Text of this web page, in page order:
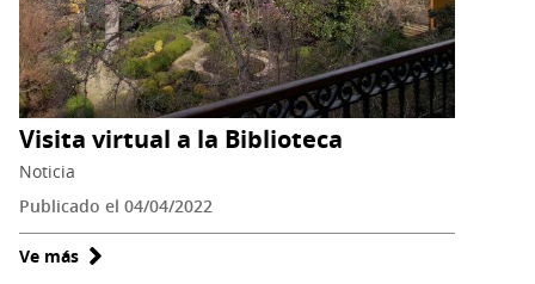
Visita virtual a la Biblioteca
Noticia
Publicado el 04/04/2022
Ve más sobre